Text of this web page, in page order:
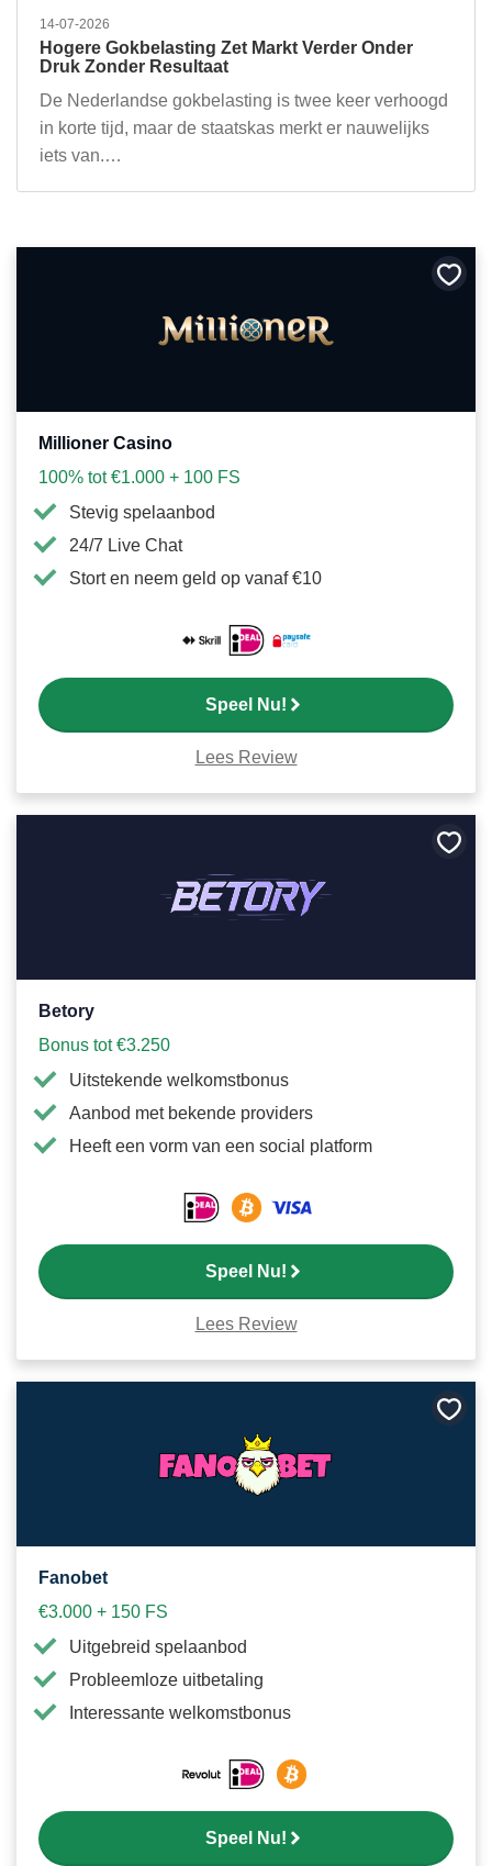
14-07-2026
Hogere Gokbelasting Zet Markt Verder Onder
Druk Zonder Resultaat
De Nederlandse gokbelasting is twee keer verhoogd
in korte tijd, maar de staatskas merkt er nauwelijks
iets van.…
Millioner Casino
100% tot €1.000 + 100 FS
Stevig spelaanbod
24/7 Live Chat
Stort en neem geld op vanaf €10
Speel Nu!
Lees Review
Betory
Bonus tot €3.250
Uitstekende welkomstbonus
Aanbod met bekende providers
Heeft een vorm van een social platform
Speel Nu!
Lees Review
Fanobet
€3.000 + 150 FS
Uitgebreid spelaanbod
Probleemloze uitbetaling
Interessante welkomstbonus
Speel Nu!